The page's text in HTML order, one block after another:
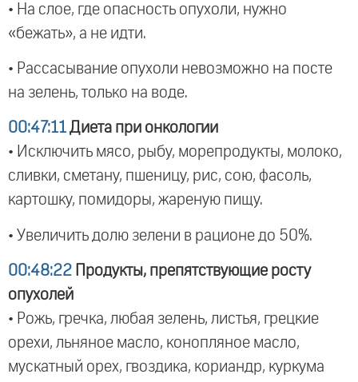
• На слое, где опасность опухоли, нужно
«бежать», а не идти.
• Рассасывание опухоли невозможно на посте
на зелень, только на воде.
00:47:11 Диета при онкологии
• Исключить мясо, рыбу, морепродукты, молоко,
сливки, сметану, пшеницу, рис, сою, фасоль,
картошку, помидоры, жареную пищу.
• Увеличить долю зелени в рационе до 50%.
00:48:22 Продукты, препятствующие росту
опухолей
• Рожь, гречка, любая зелень, листья, грецкие
орехи, льняное масло, конопляное масло,
мускатный орех, гвоздика, кориандр, куркума